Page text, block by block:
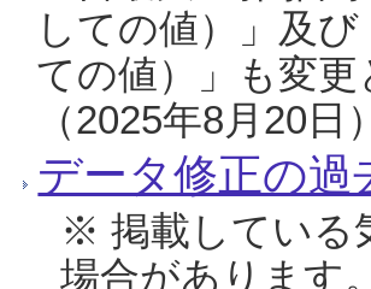
しての値）」及
ての値）」も変
（2025年8月20日）
データ修正の過
※ 掲載している
場合があります